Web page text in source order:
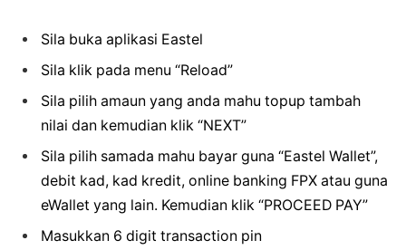
Sila buka aplikasi Eastel
Sila klik pada menu “Reload”
Sila pilih amaun yang anda mahu topup tambah
nilai dan kemudian klik “NEXT”
Sila pilih samada mahu bayar guna “Eastel Wallet”,
debit kad, kad kredit, online banking FPX atau guna
eWallet yang lain. Kemudian klik “PROCEED PAY”
Masukkan 6 digit transaction pin